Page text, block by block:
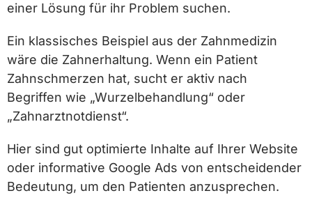
einer Lösung für ihr Problem suchen.
Ein klassisches Beispiel aus der Zahnmedizin
wäre die Zahnerhaltung. Wenn ein Patient
Zahnschmerzen hat, sucht er aktiv nach
Begriffen wie „Wurzelbehandlung“ oder
„Zahnarztnotdienst“.
Hier sind gut optimierte Inhalte auf Ihrer Website
oder informative Google Ads von entscheidender
Bedeutung, um den Patienten anzusprechen.